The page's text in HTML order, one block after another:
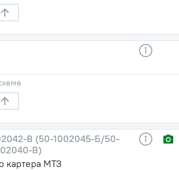
В (50-1002045-Б/50-
В)
картера МТЗ